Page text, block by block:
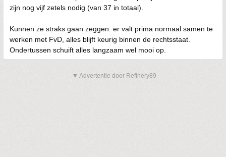
zijn nog vijf zetels nodig (van 37 in totaal).
Kunnen ze straks gaan zeggen: er valt prima normaal samen te
werken met FvD, alles blijft keurig binnen de rechtsstaat.
Ondertussen schuift alles langzaam wel mooi op.
▼ Advertentie door Refinery89